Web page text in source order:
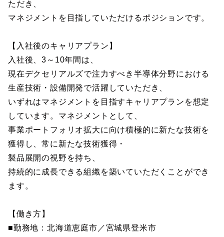
ただき、
マネジメントを目指していただけるポジションです。
【入社後のキャリアプラン】
入社後、3～10年間は、
現在デクセリアルズで注力すべき半導体分野における
生産技術・設備開発で活躍していただき、
いずれはマネジメントを目指すキャリアプランを想定
しています。マネジメントとして、
事業ポートフォリオ拡大に向け積極的に新たな技術を
獲得し、常に新たな技術獲得・
製品展開の視野を持ち、
持続的に成長できる組織を築いていただくことができ
ます。
【働き方】
■勤務地：北海道恵庭市／宮城県登米市